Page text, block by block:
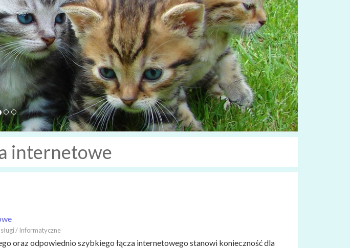
internetowe
/ Informatyczne
oraz odpowiednio szybkiego łącza internetowego stanowi konieczność dla